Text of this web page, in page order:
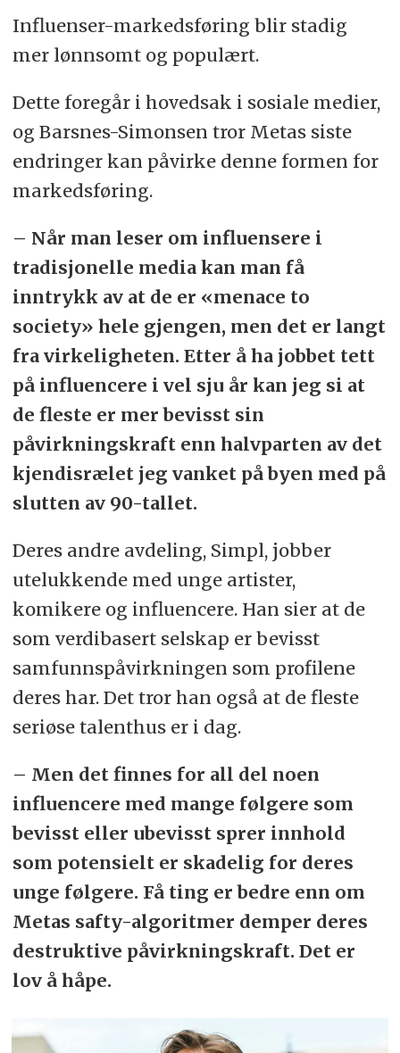
Influenser-markedsføring blir stadig
mer lønnsomt og populært.
Dette foregår i hovedsak i sosiale medier,
og Barsnes-Simonsen tror Metas siste
endringer kan påvirke denne formen for
markedsføring.
– Når man leser om influensere i
tradisjonelle media kan man få
inntrykk av at de er «menace to
society» hele gjengen, men det er langt
fra virkeligheten. Etter å ha jobbet tett
på influencere i vel sju år kan jeg si at
de fleste er mer bevisst sin
påvirkningskraft enn halvparten av det
kjendisrælet jeg vanket på byen med på
slutten av 90-tallet.
Deres andre avdeling, Simpl, jobber
utelukkende med unge artister,
komikere og influencere. Han sier at de
som verdibasert selskap er bevisst
samfunnspåvirkningen som profilene
deres har. Det tror han også at de fleste
seriøse talenthus er i dag.
– Men det finnes for all del noen
influencere med mange følgere som
bevisst eller ubevisst sprer innhold
som potensielt er skadelig for deres
unge følgere. Få ting er bedre enn om
Metas safty-algoritmer demper deres
destruktive påvirkningskraft. Det er
lov å håpe.